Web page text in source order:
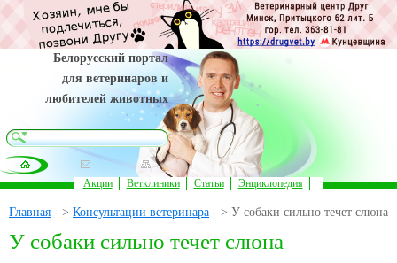
Белорусский портал
для ветеринаров и
любителей животных
Главная - > Консультации ветеринара - > У собаки сильно течет слюна
У собаки сильно течет слюна
Акции Ветклиники Статьи Энциклопедия